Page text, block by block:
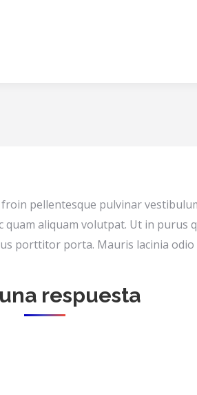
pellentesque pulvinar
quam aliquam volutpat. Ut in purus
porttitor porta. Mauris lacinia
respuesta